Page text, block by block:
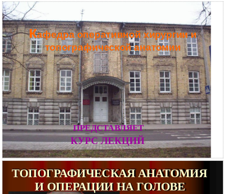
кафедра оперативной хирургии и
топографической анатомии
ПРЕДСТАВЛЯЕТ
КУРС ЛЕКЦИЙ
ТОПОГРАФИЧЕСКАЯ АНАТОМИЯ
И ОПЕРАЦИИ НА ГОЛОВЕ